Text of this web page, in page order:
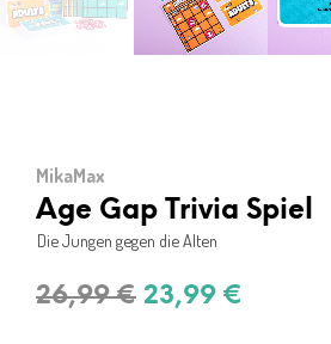
MikaMax
Age Gap Trivia Spiel
Die Jungen gegen die Alten
26,99€ Ursprünglicher
23,99 €